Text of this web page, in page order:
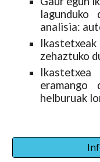
lagunduko
analisia:
zehaztuko
eramango
helburuak